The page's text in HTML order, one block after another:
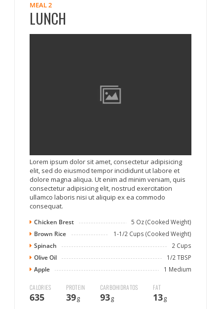
MEAL 2
LUNCH
Lorem ipsum dolor sit amet, consectetur adipisicing
elit, sed do eiusmod tempor incididunt ut labore et
dolore magna aliqua. Ut enim ad minim veniam, quis
consectetur adipisicing elit, nostrud exercitation
ullamco laboris nisi ut aliquip ex ea commodo
consequat.
Chicken Brest 5 Oz (Cooked Weight)
Brown Rice 1-1/2 Cups (Cooked Weight)
Spinach 2 Cups
Olive Oil 1/2 TBSP
Apple 1 Medium
CALORIES
635
PROTEIN
39g
CARBOHIDRATOS
93g
FAT
13g